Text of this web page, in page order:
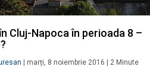
Cluj-Napoca în perioada 8 –
marți, 8 noiembrie 2016 2 Minute